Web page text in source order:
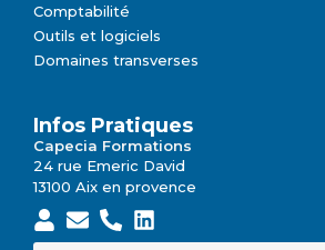
Comptabilité
Outils et logiciels
Domaines transverses
Infos Pratiques
Capecia Formations
24 rue Emeric David
13100 Aix en provence